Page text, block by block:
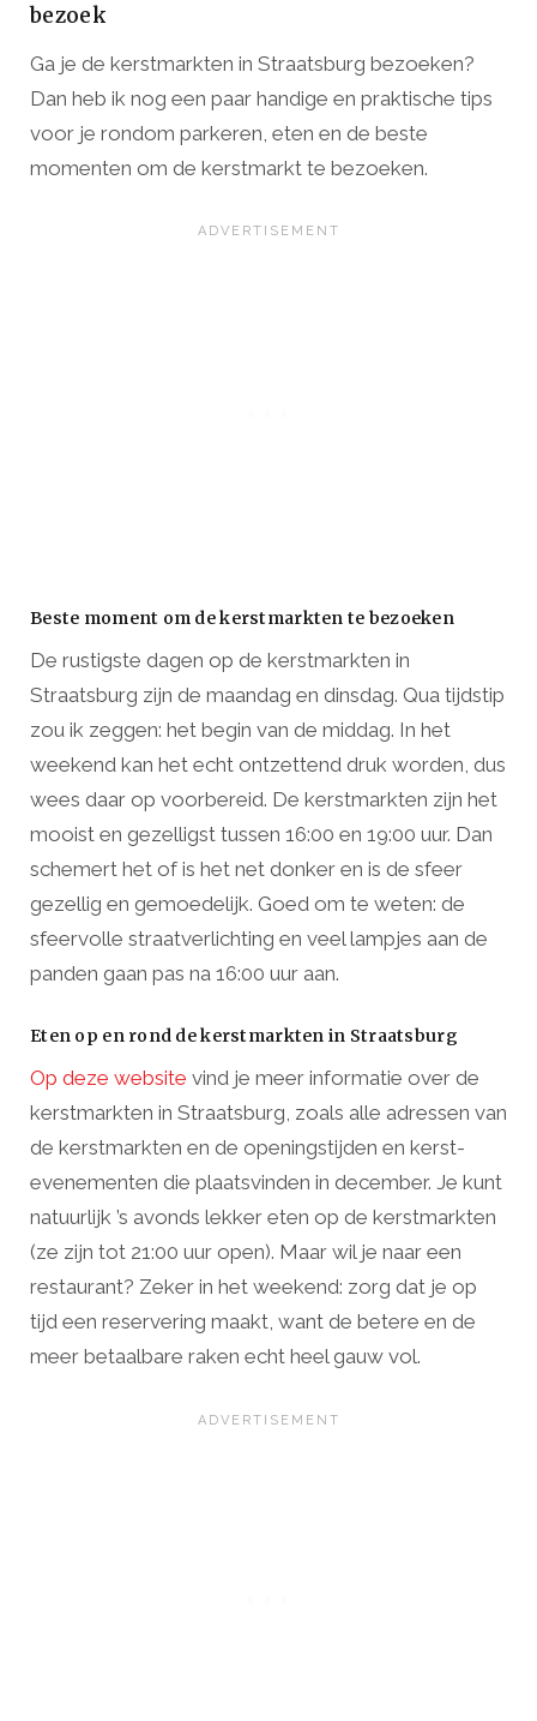
bezoek
Ga je de kerstmarkten in Straatsburg bezoeken?
Dan heb ik nog een paar handige en praktische tips
voor je rondom parkeren, eten en de beste
momenten om de kerstmarkt te bezoeken.
Beste moment om de kerstmarkten te bezoeken
De rustigste dagen op de kerstmarkten in
Straatsburg zijn de maandag en dinsdag. Qua tijdstip
zou ik zeggen: het begin van de middag. In het
weekend kan het echt ontzettend druk worden, dus
wees daar op voorbereid. De kerstmarkten zijn het
mooist en gezelligst tussen 16:00 en 19:00 uur. Dan
schemert het of is het net donker en is de sfeer
gezellig en gemoedelijk. Goed om te weten: de
sfeervolle straatverlichting en veel lampjes aan de
panden gaan pas na 16:00 uur aan.
Eten op en rond de kerstmarkten in Straatsburg
Op deze website vind je meer informatie over de
kerstmarkten in Straatsburg, zoals alle adressen van
de kerstmarkten en de openingstijden en kerst-
evenementen die plaatsvinden in december. Je kunt
natuurlijk ’s avonds lekker eten op de kerstmarkten
(ze zijn tot 21:00 uur open). Maar wil je naar een
restaurant? Zeker in het weekend: zorg dat je op
tijd een reservering maakt, want de betere en de
meer betaalbare raken echt heel gauw vol.